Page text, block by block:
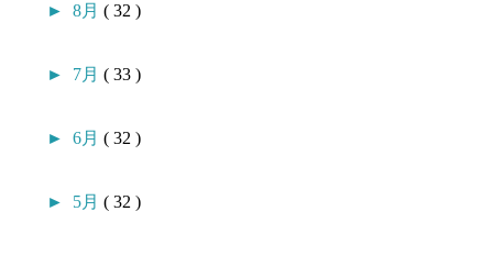
►8月( 32 )
► 7月( 33 )
►6月( 32 )
► 5月( 32 )